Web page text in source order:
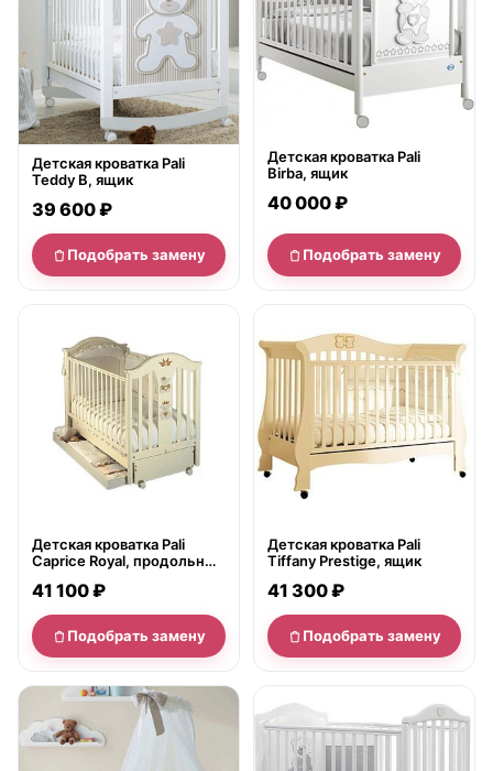
Детская кроватка Pali
Teddy B, ящик
39 600 ₽
Подобрать замену
Детская кроватка Pali
Birba, ящик
40 000 ₽
Подобрать замену
Детская кроватка Pali
Caprice Royal, продольный
41 100 ₽
Подобрать замену
Детская кроватка Pali
Tiffany Prestige, ящик
41 300 ₽
Подобрать замену
нет в продаже